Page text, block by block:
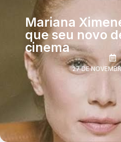
Mariana
que seu novo
cinema
27 DE